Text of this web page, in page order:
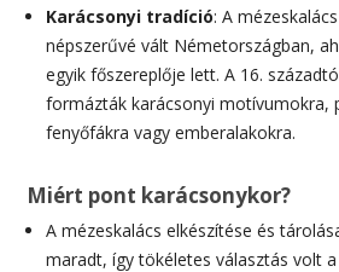
Karácsonyi tradíció: A
népszerűvé vált Németországban,
egyik főszereplője lett. A 16.
formázták karácsonyi motívumokra,
fenyőfákra vagy emberalakokra.
Miért pont karácsonykor?
A mézeskalács elkészítése és
maradt, így tökéletes választás volt